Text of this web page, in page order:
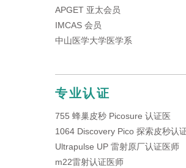
APGET 亚太会员
IMCAS 会员
中山医学大学医学系
专业认证
755 蜂巢皮秒 Picosure 认证医
1064 Discovery Pico 探索皮秒认
Ultrapulse UP 雷射原厂认证医师
m22雷射认证医师